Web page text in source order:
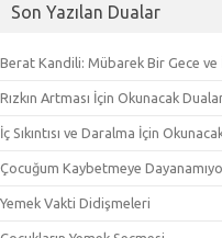
Son Yazılan Dualar
Berat Kandili: Mübarek Bir Gece
Rızkın Artması İçin Okunacak
İç Sıkıntısı ve Daralma İçin
Çocuğum Kaybetmeye
Yemek Vakti Didişmeleri